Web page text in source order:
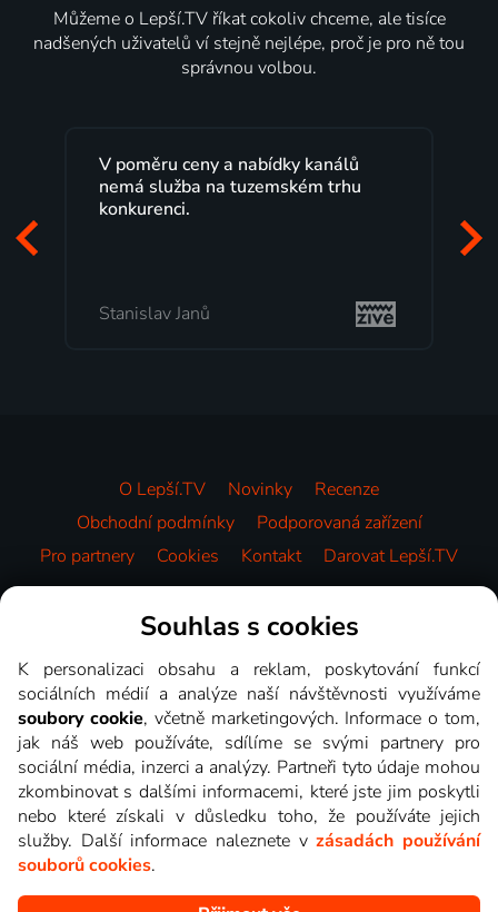
Můžeme o Lepší.TV říkat cokoliv chceme, ale tisíce
nadšených uživatelů ví stejně nejlépe, proč je pro ně tou
správnou volbou.
nabídky kanálů
trhu
Lepší.TV sleduji už několik
maximální spokojeností.
začátek programu, to je
Milada Tomešová
O Lepší.TV Novinky
Recenze
Obchodní podmínky
Podporovaná zařízení
Pro partnery
Cookies Kontakt Darovat Lepší.TV
Videotéka
Souhlas s cookies
K personalizaci obsahu a reklam, poskytování funkcí
sociálních médií a analýze naší návštěvnosti využíváme
soubory cookie, včetně marketingových. Informace o tom,
jak náš web používáte, sdílíme se svými partnery pro
sociální média, inzerci a analýzy. Partneři tyto údaje mohou
zkombinovat s dalšími informacemi, které jste jim poskytli
nebo které získali v důsledku toho, že používáte jejich
služby. Další informace naleznete vzásadách používání
souborů cookies.